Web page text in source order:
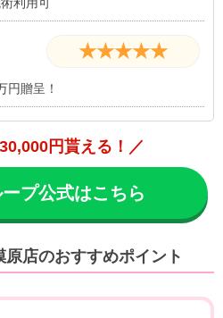
★★★★★
円贈呈！
円貰える！／
プ公式はこちら
店のおすすめポイント